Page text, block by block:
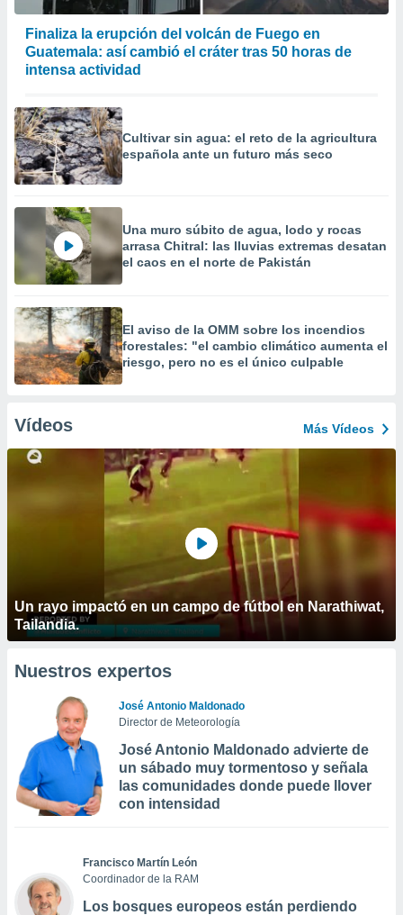
Finaliza la erupción del volcán de Fuego en
Guatemala: así cambió el cráter tras 50 horas de
intensa actividad
Cultivar sin agua: el reto de la agricultura
española ante un futuro más seco
Una muro súbito de agua, lodo y rocas
arrasa Chitral: las lluvias extremas desatan
el caos en el norte de Pakistán
El aviso de la OMM sobre los incendios
forestales: "el cambio climático aumenta el
riesgo, pero no es el único culpable
Vídeos Más Vídeos
Un rayo impactó en un campo de fútbol en Narathiwat,
Tailandia.
Nuestros expertos
José Antonio Maldonado
Director de Meteorología
José Antonio Maldonado advierte de
un sábado muy tormentoso y señala
las comunidades donde puede llover
con intensidad
Francisco Martín León
Coordinador de la RAM
Los bosques europeos están perdiendo